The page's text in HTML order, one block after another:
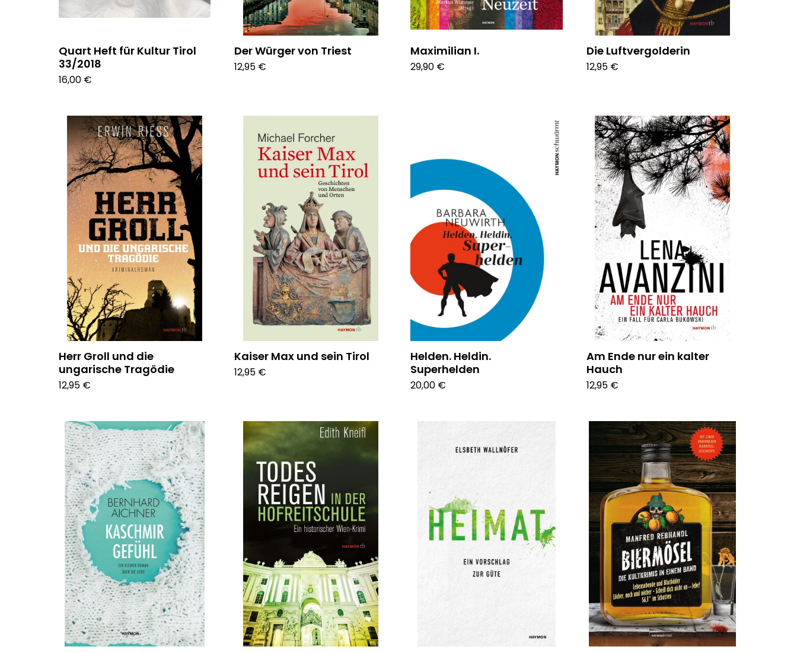
Quart Heft für Kultur Tirol
33/2018
16,00 €
Der Würger von Triest
12,95 €
Maximilian I.
29,90 €
Die Luftvergolderin
12,95 €
Herr Groll und die
ungarische Tragödie
12,95 €
Kaiser Max und sein Tirol
12,95 €
Helden. Heldin.
Superhelden
20,00 €
Am Ende nur ein kalter
Hauch
12,95 €